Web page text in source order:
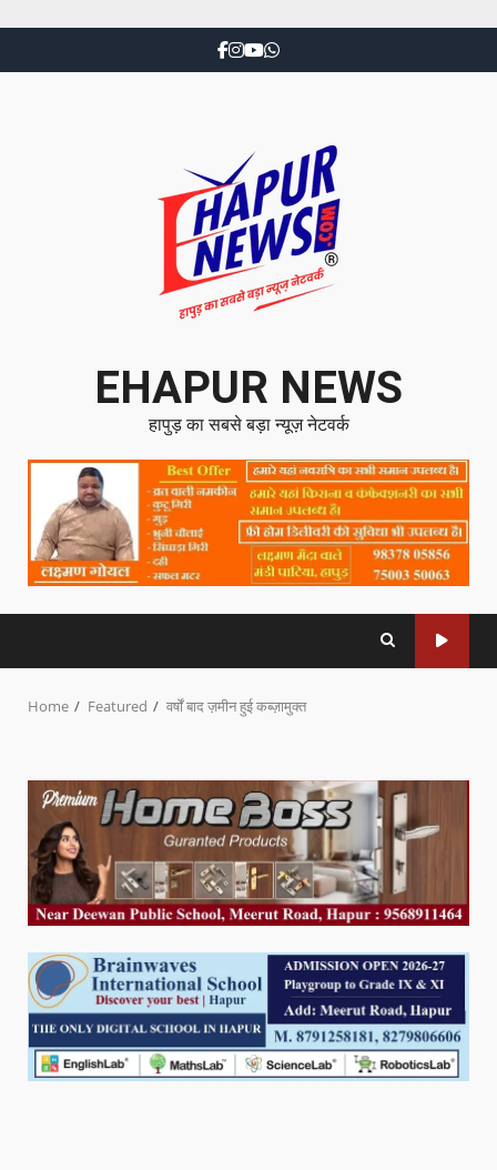
EHAPUR NEWS
हापुड़ का सबसे बड़ा न्यूज़ नेटवर्क
Home Featured वर्षों बाद ज़मीन हुई कब्ज़ामुक्त